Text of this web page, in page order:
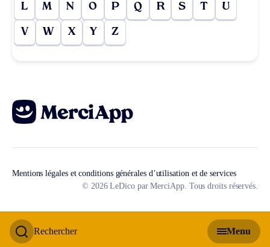
Rechercher Menu
L M N O P Q R S T U
V W X Y Z
Mentions légales et conditions générales d’utilisation et de services
© 2026 LeDico par MerciApp. Tous droits réservés.